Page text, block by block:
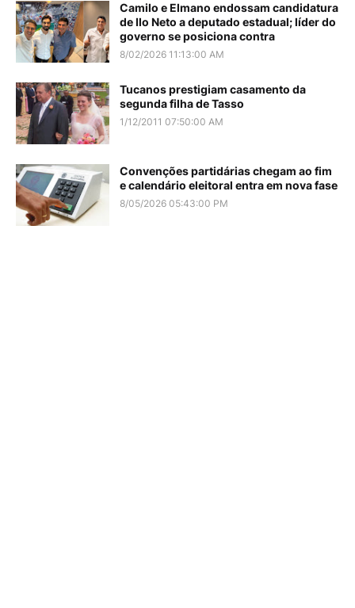
Camilo e Elmano endossam candidatura
de Ilo Neto a deputado estadual; líder do
governo se posiciona contra
8/02/2026 11:13:00 AM
Tucanos prestigiam casamento da
segunda filha de Tasso
1/12/2011 07:50:00 AM
Convenções partidárias chegam ao fim
e calendário eleitoral entra em nova fase
8/05/2026 05:43:00 PM